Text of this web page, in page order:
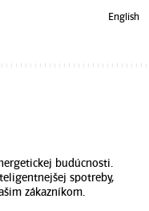
English
budúcnosti.
spotreby,
zákazníkom.